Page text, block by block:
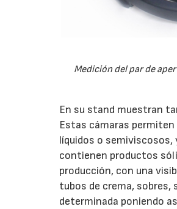
Medición del par de
En su stand muestran
Estas cámaras
líquidos o semiviscosos,
contienen productos
producción, con una
tubos de crema,
determinada poniendo